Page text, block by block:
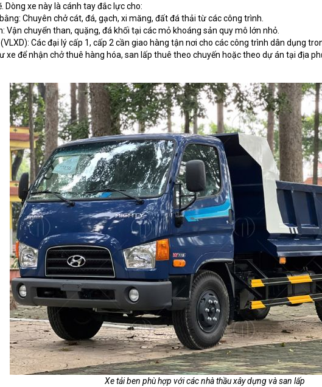
xe này là cánh tay đắc lực cho:
Chuyên chở cát, đá, gạch, xi măng, đất đá thải từ các công trình.
Vận chuyển than, quặng, đá khối tại các mỏ khoáng sản quy mô lớn nhỏ.
Các đại lý cấp 1, cấp 2 cần giao hàng tận nơi cho các công trình dân dụng
xe để nhận chở thuê hàng hóa, san lấp thuê theo chuyến hoặc theo dự án tại địa
Xe tải ben phù hợp với các nhà thầu xây dựng và san lấp